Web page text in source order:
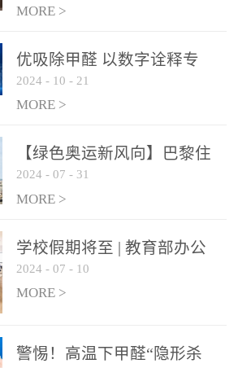
MORE >
优吸除甲醛 以数字诠释专
业，尽显除醛品牌实力！
2024 - 10 - 21
MORE >
【绿色奥运新风向】巴黎住
宿风波：优吸环保共建健康
绿色家居
2024 - 07 - 31
MORE >
学校假期将至 | 教育部办公
厅关于加强学校新建校舍室
内空气质量管理通知
2024 - 07 - 10
MORE >
警惕！高温下甲醛“隐形杀